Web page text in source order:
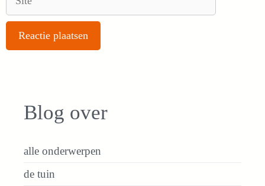
Blog over
alle onderwerpen
de tuin